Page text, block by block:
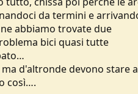
da termini e
abbiamo trovate due
bici quasi tutte
d'altronde devono stare a
così….